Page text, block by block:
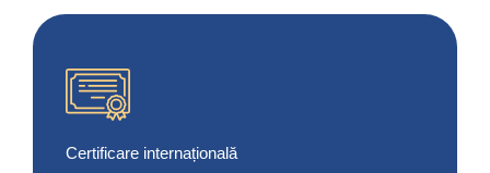
Certificare internațională